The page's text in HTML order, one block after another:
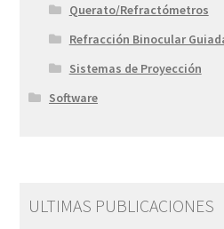
Querato/Refractómetros
Refracción Binocular
Sistemas de Proyección
Software
ULTIMAS PUBLICACIONES